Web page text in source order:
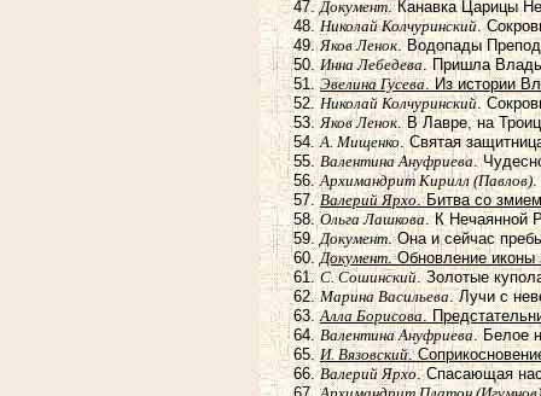
Документ. Канавка Царицы
Николай Колчуринский.
Яков Ленок. Водопады
Инна Лебедева. Пришла
Эвелина Гусева. Из истории
Николай Колчуринский.
Яков Ленок. В Лавре, на
А. Мищенко. Святая
Валентина Ануфриева.
Архимандрит Кирилл (Павлов).
Валерий Ярхо. Битва со
Ольга Лашкова. К Нечаянной
Документ. Она и сейчас
Документ. Обновление иконы
С. Сошинский. Золотые
Марина Васильева. Лучи с
Алла Борисова.
Валентина Ануфриева. Белое
И. Вязовский.
Валерий Ярхо. Спасающая